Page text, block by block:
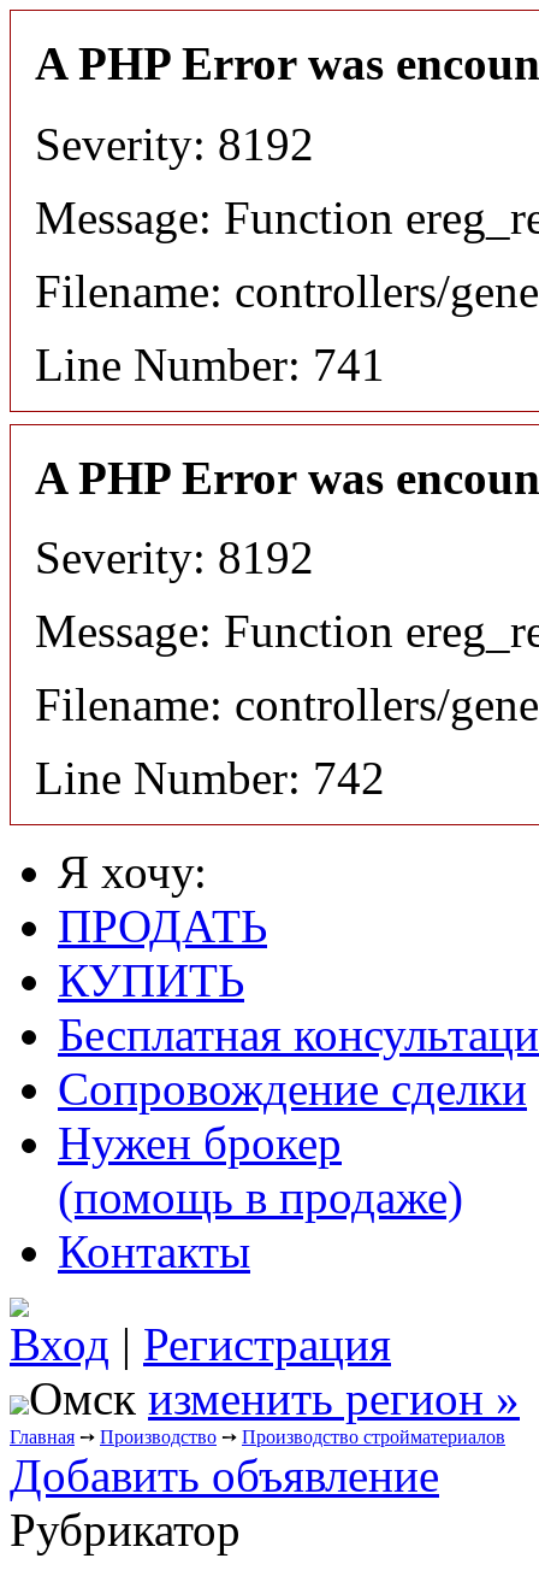
A PHP Error was
Severity: 8192
Message: Function
Filename: controllers/
Line Number: 741
A PHP Error was
Severity: 8192
Message: Function
Filename: controllers/
Line Number: 742
Я хочу:
ПРОДАТЬ
КУПИТЬ
Бесплатная
Сопровождение сделки
Нужен брокер
(помощь в продаже)
Контакты
Вход | Регистрация
Омск изменить регион »
Главная ➙ Производство ➙ Производство стройматериалов
Добавить объявление
Рубрикатор